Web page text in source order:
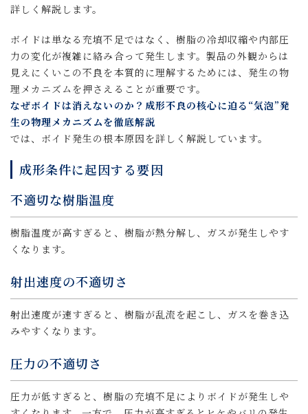
詳しく解説します。
ボイドは単なる充填不足ではなく、樹脂の冷却収縮や内部圧
力の変化が複雑に絡み合って発生します。製品の外観からは
見えにくいこの不良を本質的に理解するためには、発生の物
理メカニズムを押さえることが重要です。
なぜボイドは消えないのか？成形不良の核心に迫る“気泡”発
生の物理メカニズムを徹底解説
では、ボイド発生の根本原因を詳しく解説しています。
成形条件に起因する要因
不適切な樹脂温度
樹脂温度が高すぎると、樹脂が熱分解し、ガスが発生しやす
くなります。
射出速度の不適切さ
射出速度が速すぎると、樹脂が乱流を起こし、ガスを巻き込
みやすくなります。
圧力の不適切さ
圧力が低すぎると、樹脂の充填不足によりボイドが発生しや